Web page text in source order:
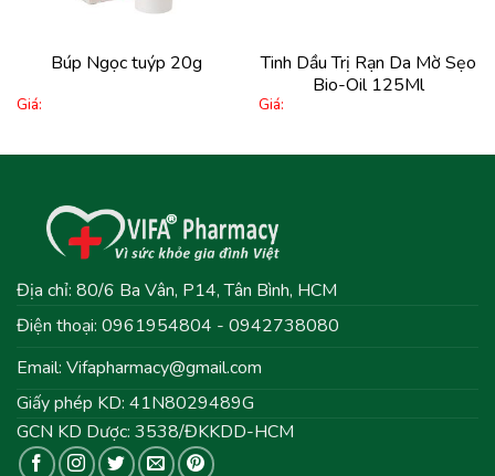
Búp Ngọc tuýp 20g
Giá:
Tinh Dầu Trị Rạn Da Mờ Sẹo
Bio-Oil 125Ml
Giá:
Địa chỉ: 80/6 Ba Vân, P14, Tân Bình, HCM
Điện thoại: 0961954804 - 0942738080
Email: Vifapharmacy@gmail.com
Giấy phép KD: 41N8029489G
GCN KD Dược: 3538/ĐKKDD-HCM